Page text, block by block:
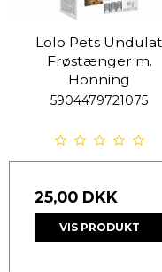
Lolo Pets Undulat
Frøstænger m.
Honning
5904479721075
25,00 DKK
VIS PRODUKT